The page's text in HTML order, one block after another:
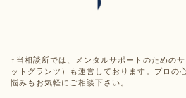
↑ 当相談所では、メンタルサポートのための
ットグランツ）も運営しております。プロの
悩みもお気軽にご相談下さい。